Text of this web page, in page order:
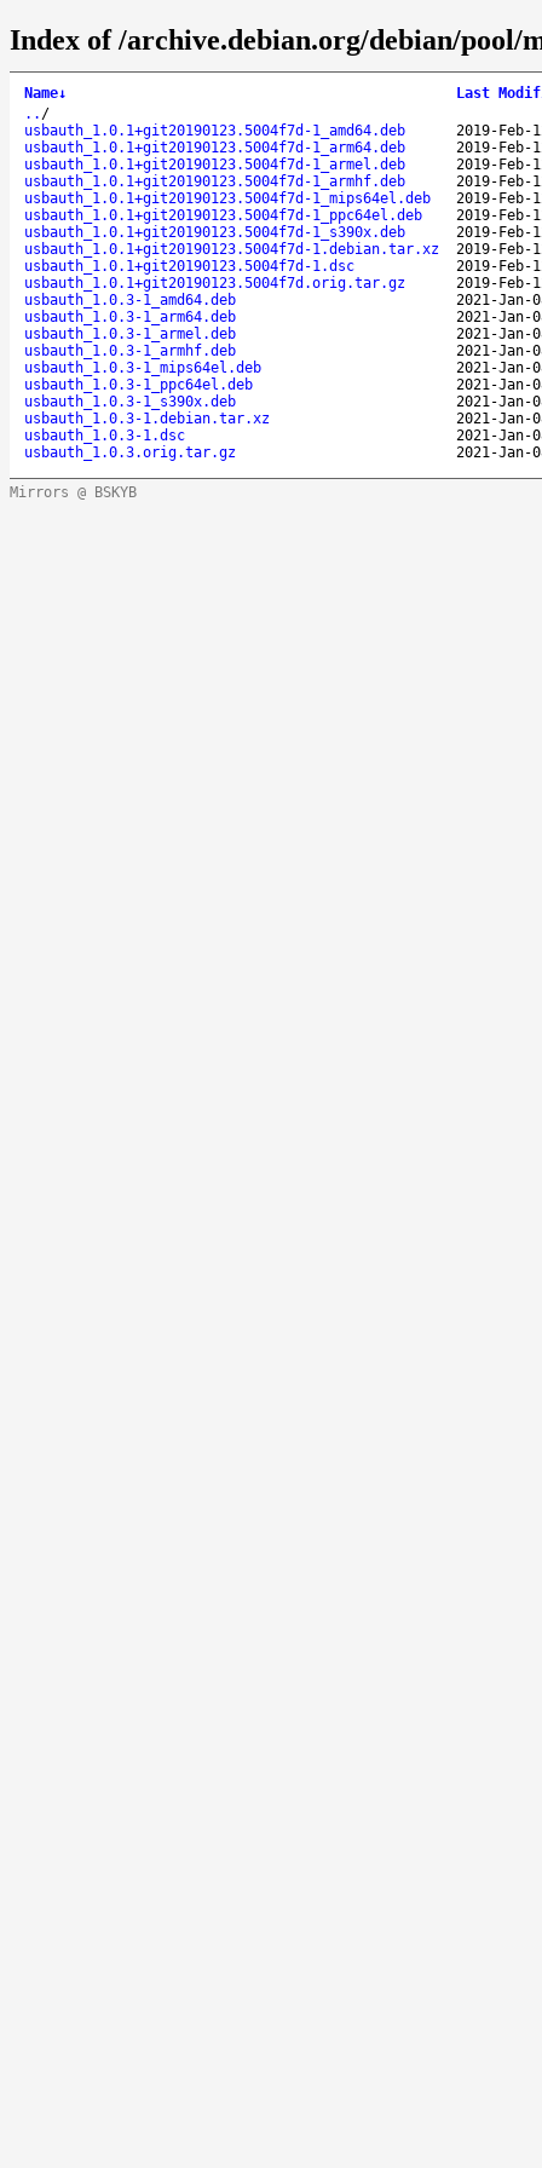
Index of /archive.debian.org/debian/pool/
Name↓
Last
.. /
usbauth_1.0.1+git20190123.5004f7d-1_amd64.deb
2019-Feb-
usbauth_1.0.1+git20190123.5004f7d-1_arm64.deb
2019-Feb-
usbauth_1.0.1+git20190123.5004f7d-1_armel.deb
2019-Feb-
usbauth_1.0.1+git20190123.5004f7d-1_armhf.deb
2019-Feb-
usbauth_1.0.1+git20190123.5004f7d-1_mips64el.deb
2019-Feb-
usbauth_1.0.1+git20190123.5004f7d-1_ppc64el.deb
2019-Feb-
usbauth_1.0.1+git20190123.5004f7d-1_s390x.deb
2019-Feb-
usbauth_1.0.1+git20190123.5004f7d-1.debian.tar.xz
2019-Feb-
usbauth_1.0.1+git20190123.5004f7d-1.dsc
2019-Feb-
usbauth_1.0.1+git20190123.5004f7d.orig.tar.gz
2019-Feb-
usbauth_1.0.3-1_amd64.deb
2021-Jan-
usbauth_1.0.3-1_arm64.deb
2021-Jan-
usbauth_1.0.3-1_armel.deb
2021-Jan-
usbauth_1.0.3-1_armhf.deb
2021-Jan-
usbauth_1.0.3-1_mips64el.deb
2021-Jan-
usbauth_1.0.3-1_ppc64el.deb
2021-Jan-
usbauth_1.0.3-1_s390x.deb
2021-Jan-
usbauth_1.0.3-1.debian.tar.xz
2021-Jan-
usbauth_1.0.3-1.dsc
2021-Jan-
usbauth_1.0.3.orig.tar.gz
2021-Jan-
Mirrors @ BSKYB